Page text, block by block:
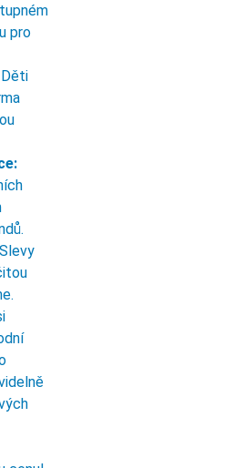
pro
Děti
Slevy